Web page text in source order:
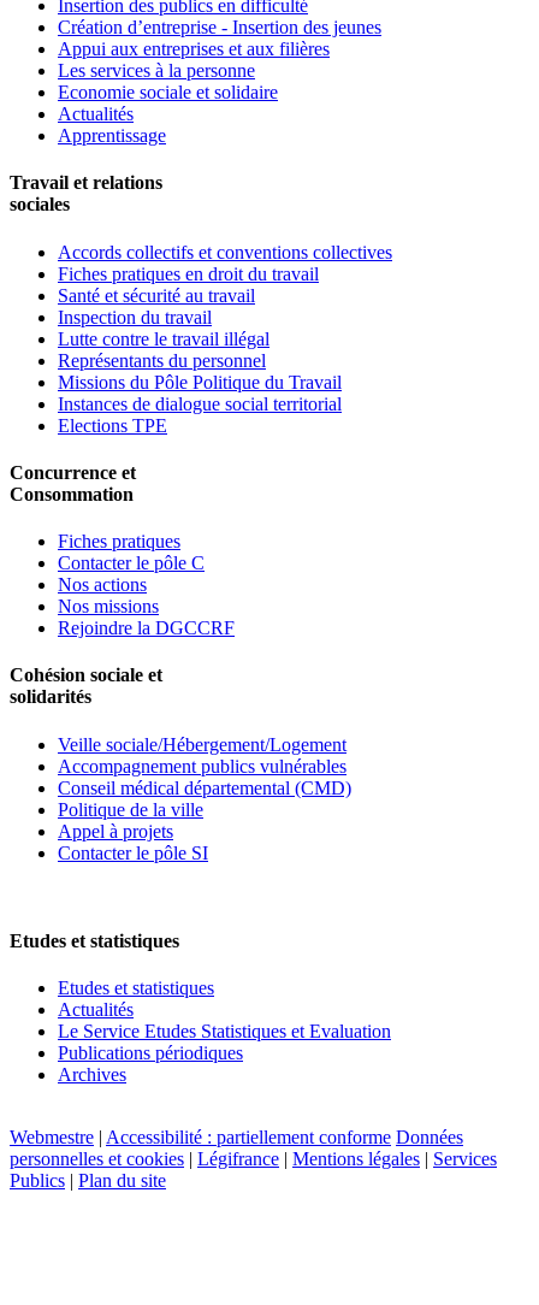
Insertion des publics en difficulté
Création d’entreprise - Insertion des jeunes
Appui aux entreprises et aux filières
Les services à la personne
Economie sociale et solidaire
Actualités
Apprentissage
Travail et relations
sociales
Accords collectifs et conventions collectives
Fiches pratiques en droit du travail
Santé et sécurité au travail
Inspection du travail
Lutte contre le travail illégal
Représentants du personnel
Missions du Pôle Politique du Travail
Instances de dialogue social territorial
Elections TPE
Concurrence et
Consommation
Fiches pratiques
Contacter le pôle C
Nos actions
Nos missions
Rejoindre la DGCCRF
Cohésion sociale et
solidarités
Veille sociale/Hébergement/Logement
Accompagnement publics vulnérables
Conseil médical départemental (CMD)
Politique de la ville
Appel à projets
Contacter le pôle SI
Etudes et statistiques
Etudes et statistiques
Actualités
Le Service Etudes Statistiques et Evaluation
Publications périodiques
Archives
Webmestre | Accessibilité : partiellement conforme Données
personnelles et cookies | Légifrance | Mentions légales | Services
Publics | Plan du site